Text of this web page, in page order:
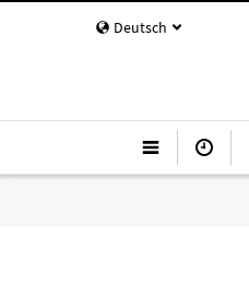
Deutsch